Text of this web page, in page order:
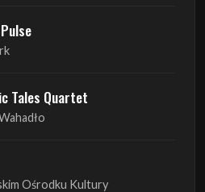
Tales Quartet
Ośrodku Kultury